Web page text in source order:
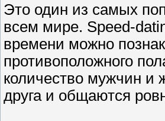
Это один из самых
всем мире. Speed-
времени можно
противоположного
количество мужчин и
друга и общаются